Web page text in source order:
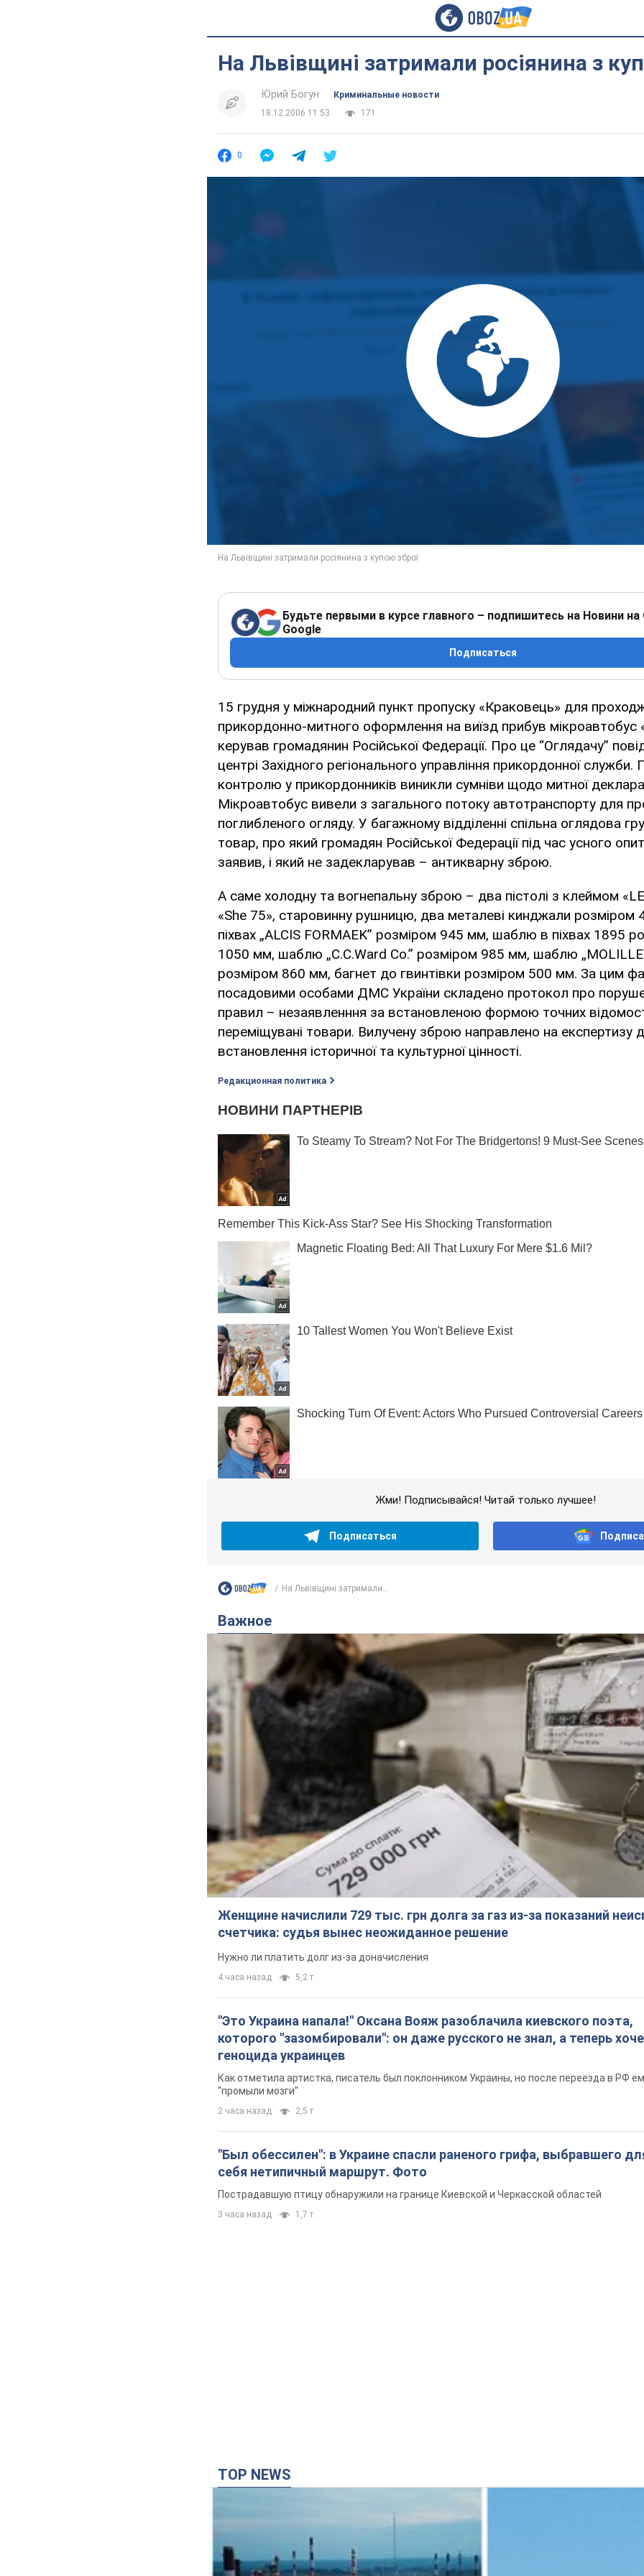
На Львівщині затримали росіянина з
Юрий Богун
Криминальные новости
18.12.2006 11:53
171
0
Будьте первыми в курсе главного – подпишитесь на Новини на
Google
Подписаться
15 грудня у міжнародний пункт пропуску «Краковець» для
прикордонно-митного оформлення на виїзд прибув
керував громадянин Російської Федерації. Про це “Оглядачу”
центрі Західного регіонального управління прикордонної служби.
контролю у прикордонників виникли сумніви щодо митної
Мікроавтобус вивели з загального потоку автотранспорту для
поглибленого огляду. У багажному відділенні спільна оглядова
товар, про який громадян Російської Федерації під час усного
заявив, і який не задекларував – антикварну зброю.
А саме холодну та вогнепальну зброю – два пістолі з клеймом
«She 75», старовинну рушницю, два металеві кинджали
піхвах „ALCIS FORMAEK” розміром 945 мм, шаблю в піхвах 1895
1050 мм, шаблю „C.C.Ward Co.” розміром 985 мм, шаблю
розміром 860 мм, багнет до гвинтівки розміром 500 мм. За цим
посадовими особами ДМС України складено протокол про
правил – незаявленння за встановленою формою точних
переміщувані товари. Вилучену зброю направлено на експертизу
встановлення історичної та культурної цінності.
Редакционная политика
Жми! Подписывайся! Читай только лучшее!
Подписаться
На Львівщині затримали...
Важное
Женщине начислили 729 тыс. грн долга за газ из-за показаний
счетчика: судья вынес неожиданное решение
Нужно ли платить долг из-за доначисления
4 часа назад 5,2 т.
"Это Украина напала!" Оксана Вояж разоблачила киевского поэта,
которого "зазомбировали": он даже русского не знал, а теперь
геноцида украинцев
Как отметила артистка, писатель был поклонником Украины, но после переезда в РФ
"промыли мозги"
2 часа назад 2,5 т.
"Был обессилен": в Украине спасли раненого грифа, выбравшего
себя нетипичный маршрут. Фото
Пострадавшую птицу обнаружили на границе Киевской и Черкасской областей
3 часа назад 1,7 т.
TOP NEWS